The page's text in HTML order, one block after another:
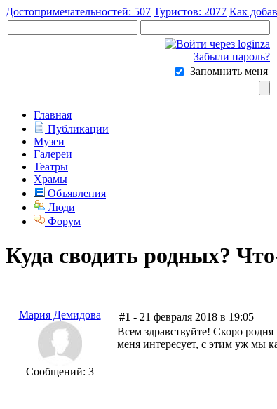
Достопримечательностей: 507 Туристов: 2077 Как
Забыли пароль?
Запомнить меня
Главная
Публикации
Музеи
Галереи
Театры
Храмы
Объявления
Люди
Форум
Куда сводить родных?
Мария Демидова
Сообщений: 3
#1 - 21 февраля 2018 в 19:05
Всем здравствуйте! Скоро
меня интересует, с этим уж мы